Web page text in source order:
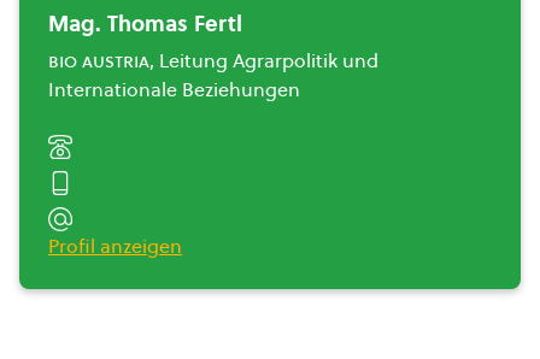
Mag. Thomas Fertl
bio austria, Leitung Agrarpolitik und
Internationale Beziehungen
Profil anzeigen